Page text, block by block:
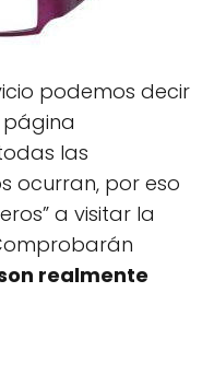
podemos decir
página
las
ocurran, por eso
a visitar la
realmente